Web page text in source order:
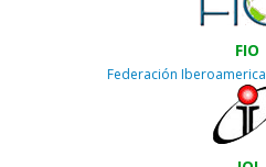
FIO
Federación